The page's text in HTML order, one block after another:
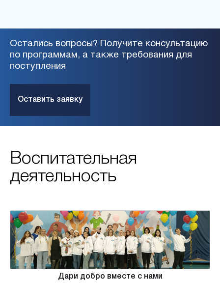
Остались вопросы? Получите консультацию
по программам, а также требования для
поступления
Оставить заявку
Воспитательная
деятельность
Дари добро вместе с нами